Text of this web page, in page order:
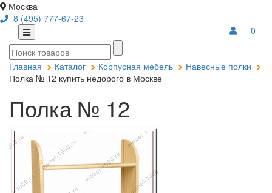
Москва
8 (495) 777-67-23
0
Главная Каталог Корпусная мебель
Навесные полки
Полка № 12 купить недорого в Москве
Полка № 12